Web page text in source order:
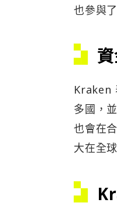
也參與
Kraken
多國，
也會在
大在全